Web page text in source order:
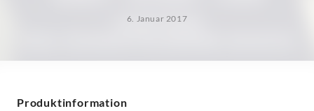
6. Januar 2017
Produktinformation